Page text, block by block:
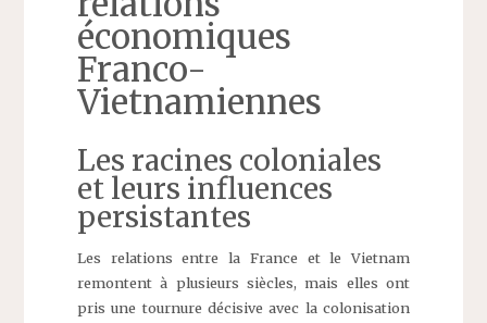
économiques
Franco-
Vietnamiennes
Les racines coloniales
et leurs influences
persistantes
Les relations entre la France et le Vietnam
remontent à plusieurs siècles, mais elles ont
pris une tournure décisive avec la colonisation